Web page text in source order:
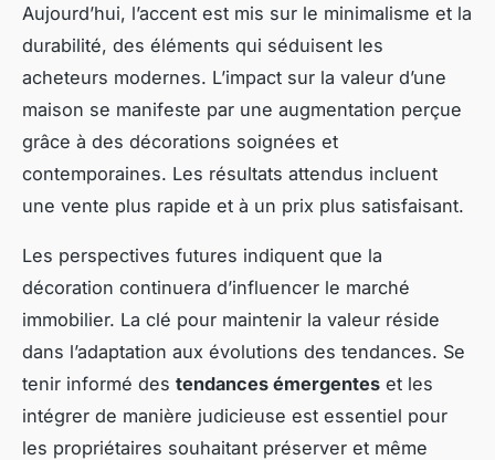
Aujourd’hui, l’accent est mis sur le minimalisme et la
durabilité, des éléments qui séduisent les
acheteurs modernes. L’impact sur la valeur d’une
maison se manifeste par une augmentation perçue
grâce à des décorations soignées et
contemporaines. Les résultats attendus incluent
une vente plus rapide et à un prix plus satisfaisant.
Les perspectives futures indiquent que la
décoration continuera d’influencer le marché
immobilier. La clé pour maintenir la valeur réside
dans l’adaptation aux évolutions des tendances. Se
tenir informé des tendances émergentes et les
intégrer de manière judicieuse est essentiel pour
les propriétaires souhaitant préserver et même